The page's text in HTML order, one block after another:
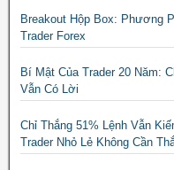
Breakout Hộp Box: Phương
Trader Forex
Bí Mật Của Trader 20 Năm:
Vẫn Có Lời
Chỉ Thắng 51% Lệnh Vẫn
Trader Nhỏ Lẻ Không Cần